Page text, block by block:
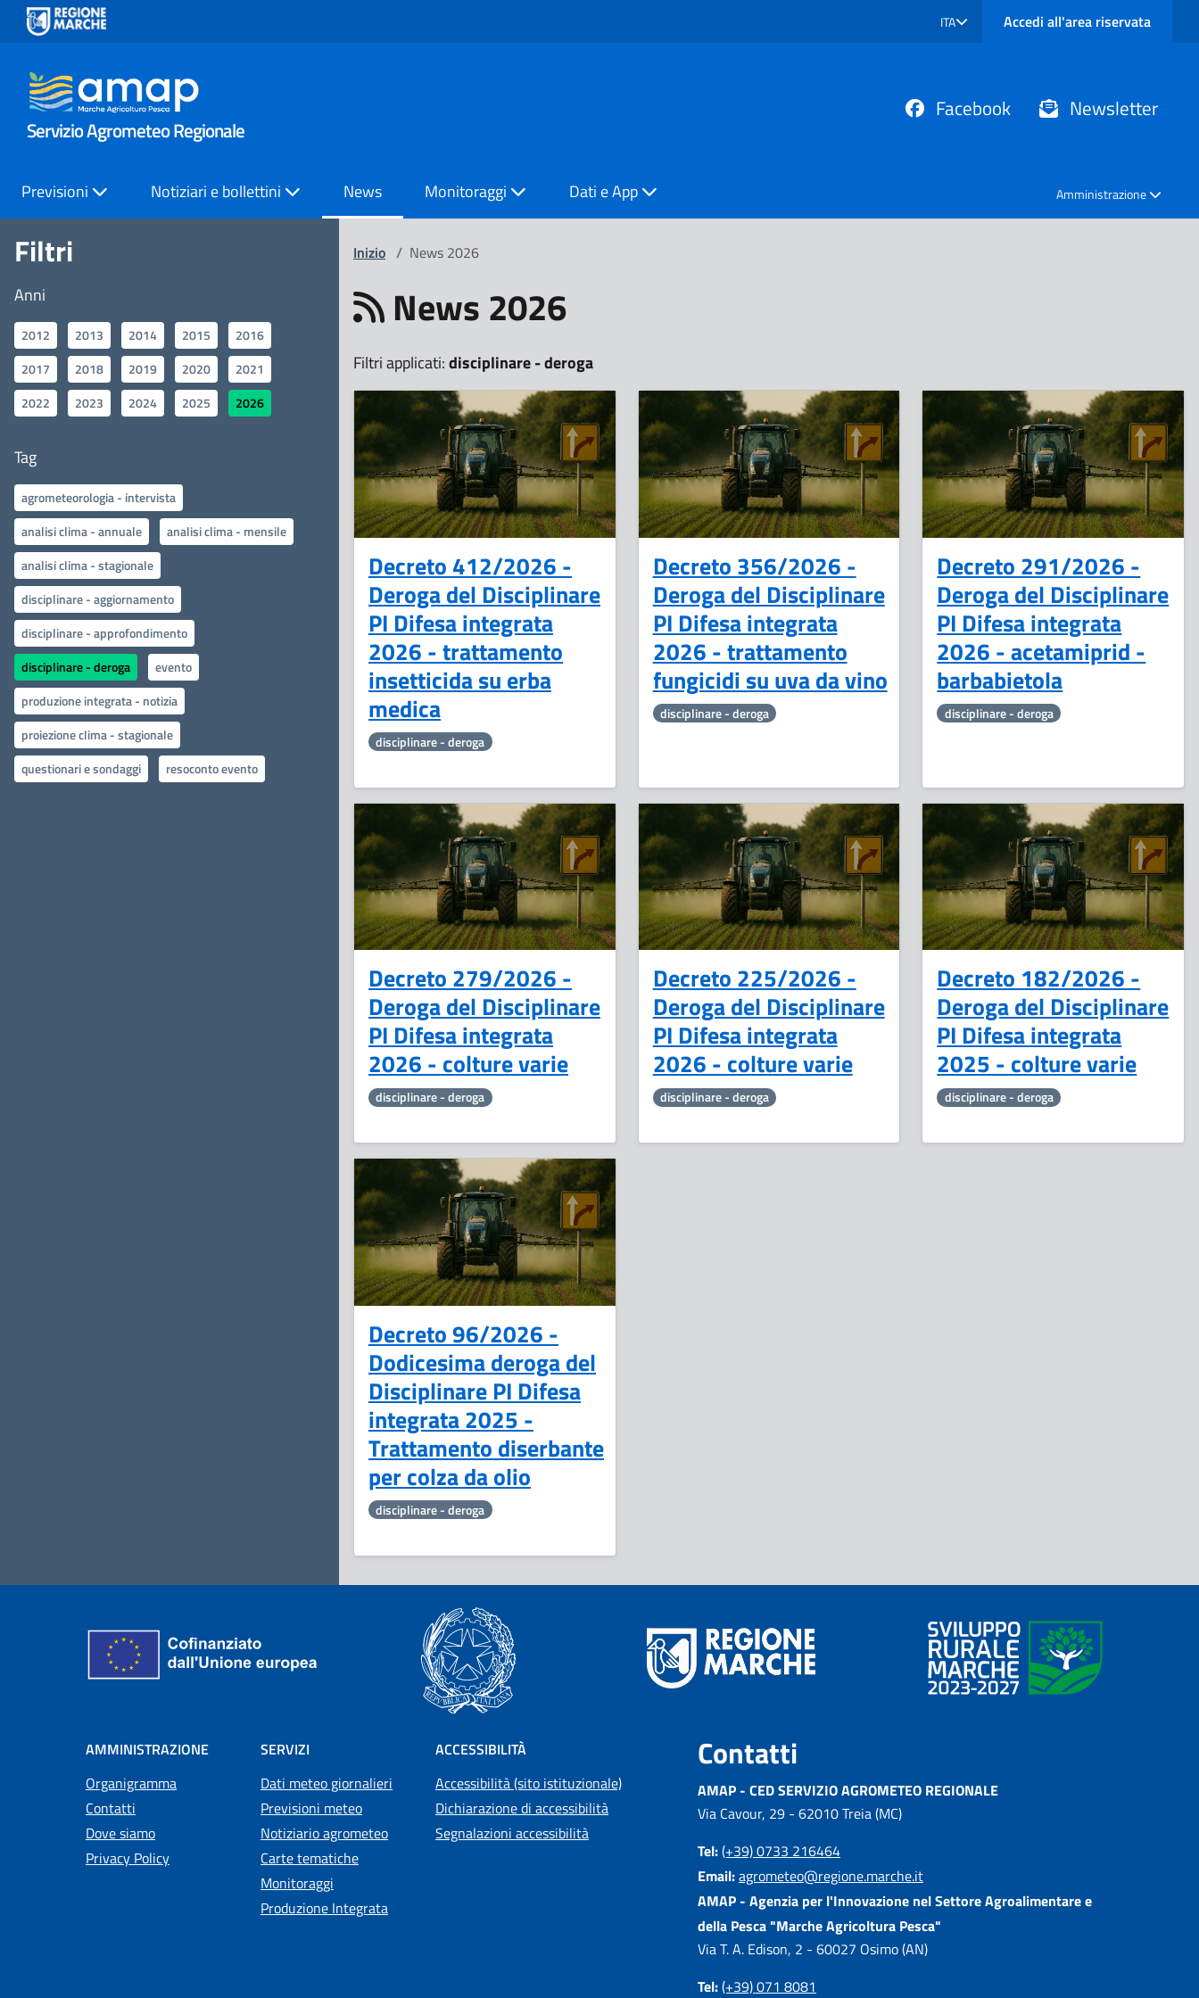
SELEZIONE LINGUA: LINGUA SELEZIONATA
ITA Accedi all'area riservata
Servizio Agrometeo Regionale
Facebook Newsletter
Previsioni Notiziari e bollettini News Monitoraggi Dati e App Amministrazione
Filtri
Anni
2012 2013 2014 2015
2016
2017
2018 2019 2020
2021
2022
2023 2024 2025 2026
Tag
agrometeorologia - intervista
analisi clima - annuale
analisi clima - mensile
analisi clima - stagionale
disciplinare - aggiornamento
disciplinare - approfondimento
disciplinare - deroga
evento
produzione integrata - notizia
proiezione clima - stagionale
questionari e sondaggi
resoconto evento
Inizio / News 2026
News 2026
Filtri applicati:disciplinare - deroga
15
Luglio
Decreto 412/2026 -
Deroga del Disciplinare
PI Difesa integrata
2026 - trattamento
insetticida su erba
medica
disciplinare - deroga
12
Giugno
Decreto 356/2026 -
Deroga del Disciplinare
PI Difesa integrata
2026 - trattamento
fungicidi su uva da vino
disciplinare - deroga
15
Maggio
Decreto 291/2026 -
Deroga del Disciplinare
PI Difesa integrata
2026 - acetamiprid -
barbabietola
disciplinare - deroga
6
Maggio
Decreto 279/2026 -
Deroga del Disciplinare
PI Difesa integrata
2026 - colture varie
disciplinare - deroga
15
Aprile
Decreto 225/2026 -
Deroga del Disciplinare
PI Difesa integrata
2026 - colture varie
disciplinare - deroga
17
Marzo
Decreto 182/2026 -
Deroga del Disciplinare
PI Difesa integrata
2025 - colture varie
disciplinare - deroga
18
Febbraio
Decreto 96/2026 -
Dodicesima deroga del
Disciplinare PI Difesa
integrata 2025 -
Trattamento diserbante
per colza da olio
disciplinare - deroga
AMMINISTRAZIONE
Organigramma
Contatti
Dove siamo
Privacy Policy
SERVIZI
Dati meteo giornalieri
Previsioni meteo
Notiziario agrometeo
Carte tematiche
Monitoraggi
Produzione Integrata
ACCESSIBILITÀ
Accessibilità (sito istituzionale)
Dichiarazione di accessibilità
Segnalazioni accessibilità
Contatti
AMAP - CED SERVIZIO AGROMETEO REGIONALE
Via Cavour, 29 - 62010 Treia (MC)
Tel:(+39) 0733 216464
Email:agrometeo@regione.marche.it
AMAP - Agenzia per l'Innovazione nel Settore Agroalimentare e
della Pesca "Marche Agricoltura Pesca"
Via T. A. Edison, 2 - 60027 Osimo (AN)
Tel:(+39) 071 8081